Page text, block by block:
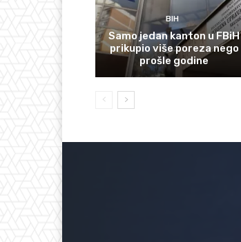
BIH
Samo jedan kanton u FBiH
prikupio više poreza nego
prošle godine